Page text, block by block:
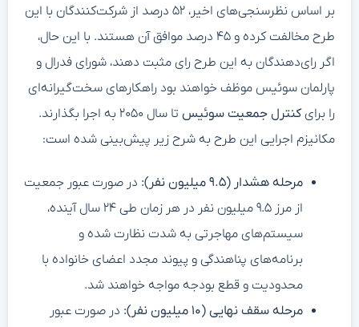
بر اساس نظرسنجی‌های اخیر، ۵۲ درصد از شرکت‌کنندگان با این
طرح مخالفت کرده و ۴۵ درصد موافق آن هستند. با این حال،
اگر رای‌دهندگان به این طرح رای مثبت دهند، شورای فدرال و
پارلمان سوئیس موظف خواهند بود راهکارهای سخت‌گیرانه‌ای
را برایکنترل جمعیت سوئیس
تا سال ۲۰۵۰ به اجرا بگذارند.
مکانیزم اجرایی این طرح به شرح زیر پیش‌بینی شده است:
مرحله هشدار (۹.۵ میلیون نفر):
در صورت عبور جمعیت
از مرز ۹.۵ میلیون نفر در هر زمان طی ۲۴ سال آینده،
سیستم‌های مهاجرتی به شدت نظارت شده و
برنامه‌های پناهندگی و پیوند مجدد اعضای خانواده با
محدودیت و قطع بودجه مواجه خواهند شد.
مرحله سقف نهایی (۱۰ میلیون نفر):
در صورت عبور